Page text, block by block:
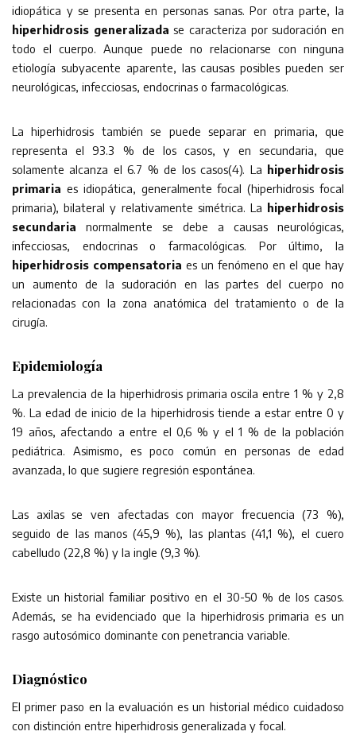
idiopática y se presenta en personas sanas. Por otra parte, la
hiperhidrosis generalizada se caracteriza por sudoración en
todo el cuerpo. Aunque puede no relacionarse con ninguna
etiología subyacente aparente, las causas posibles pueden ser
neurológicas, infecciosas, endocrinas o farmacológicas.
La hiperhidrosis también se puede separar en primaria, que
representa el 93.3 % de los casos, y en secundaria, que
solamente alcanza el 6.7 % de los casos(4). La hiperhidrosis
primaria es idiopática, generalmente focal (hiperhidrosis focal
primaria), bilateral y relativamente simétrica. La hiperhidrosis
secundaria normalmente se debe a causas neurológicas,
infecciosas, endocrinas o farmacológicas. Por último, la
hiperhidrosis compensatoria es un fenómeno en el que hay
un aumento de la sudoración en las partes del cuerpo no
relacionadas con la zona anatómica del tratamiento o de la
cirugía.
Epidemiología
La prevalencia de la hiperhidrosis primaria oscila entre 1 % y 2,8
%. La edad de inicio de la hiperhidrosis tiende a estar entre 0 y
19 años, afectando a entre el 0,6 % y el 1 % de la población
pediátrica. Asimismo, es poco común en personas de edad
avanzada, lo que sugiere regresión espontánea.
Las axilas se ven afectadas con mayor frecuencia (73 %),
seguido de las manos (45,9 %), las plantas (41,1 %), el cuero
cabelludo (22,8 %) y la ingle (9,3 %).
Existe un historial familiar positivo en el 30-50 % de los casos.
Además, se ha evidenciado que la hiperhidrosis primaria es un
rasgo autosómico dominante con penetrancia variable.
Diagnóstico
El primer paso en la evaluación es un historial médico cuidadoso
con distinción entre hiperhidrosis generalizada y focal.